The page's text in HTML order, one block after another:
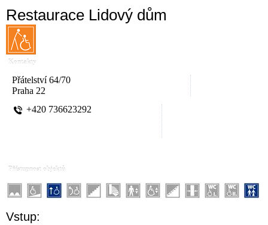
Restaurace Lidový dům
Kontakty
Přátelství 64/70
Praha 22
+420 736623292
Přístupnost objektů
Vstup: